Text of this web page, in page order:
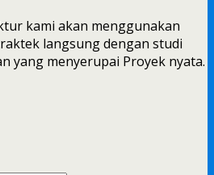
kami akan menggunakan
langsung dengan studi
yang menyerupai Proyek nyata.